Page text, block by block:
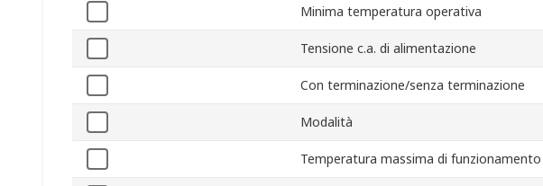
Minima temperatura operativa
Tensione c.a. di alimentazione
Con terminazione/senza terminazione
Modalità
Temperatura massima di funzionamento